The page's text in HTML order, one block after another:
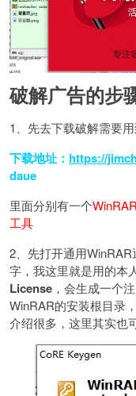
破解广告的步
1、先去下载破解需要
下载地址： https://
daue
里面分别有一个
工具
2、先打开通用
字，我这里就是用的本
License ，会生成一个
WinRAR的安装根目录，
介绍很多，这里其实也